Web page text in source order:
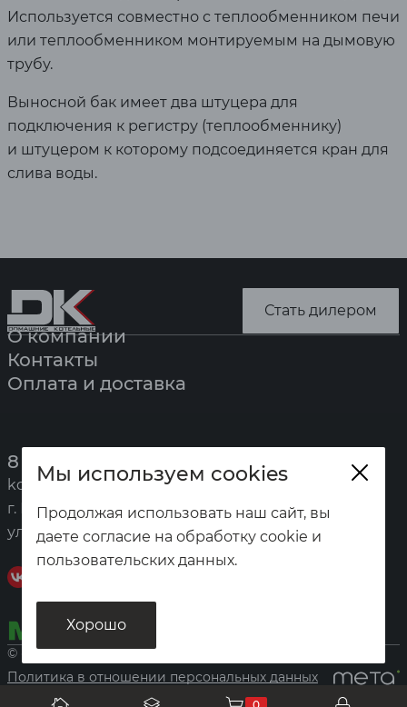
Используется совместно с теплообменником печи
или теплообменником монтируемым на дымовую
трубу.
Выносной бак имеет два штуцера для
подключения к регистру (теплообменнику)
и штуцером к которому подсоединяется кран для
слива воды.
Стать дилером
О компании
Контакты
Оплата и доставка
8 (391) 247-7777
kotel@zota.ru
г. Красноярск,
ул. Калинина, 53а
© «Домашние котельные», 2026
Политика в отношении персональных данных
Мы используем cookies
Продолжая использовать наш сайт, вы
даете согласие на обработку cookie и
пользовательских данных.
Хорошо